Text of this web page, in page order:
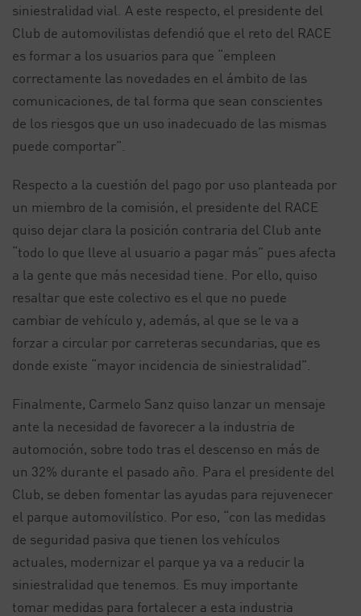
siniestralidad vial. A este respecto, el presidente del
Club de automovilistas defendió que el reto del RACE
es formar a los usuarios para que “empleen
correctamente las novedades en el ámbito de las
comunicaciones, de tal forma que sean conscientes
de los riesgos que un uso inadecuado de las mismas
puede comportar”.
Respecto a la cuestión del pago por uso planteada por
un miembro de la comisión, el presidente del RACE
quiso dejar clara la posición contraria del Club ante
“todo lo que lleve al usuario a pagar más” pues afecta
a la gente que más necesidad tiene. Por ello, quiso
resaltar que este colectivo es el que no puede
cambiar de vehículo y, además, al que se le va a
forzar a circular por carreteras secundarias, que es
donde existe “mayor incidencia de siniestralidad”.
Finalmente, Carmelo Sanz quiso lanzar un mensaje
ante la necesidad de favorecer a la industria de
automoción, sobre todo tras el descenso en más de
un 32% durante el pasado año. Para el presidente del
Club, se deben fomentar las ayudas para rejuvenecer
el parque automovilístico. Por eso, “con las medidas
de seguridad pasiva que tienen los vehículos
actuales, modernizar el parque ya va a reducir la
siniestralidad que tenemos. Es muy importante
tomar medidas para fortalecer a esta industria